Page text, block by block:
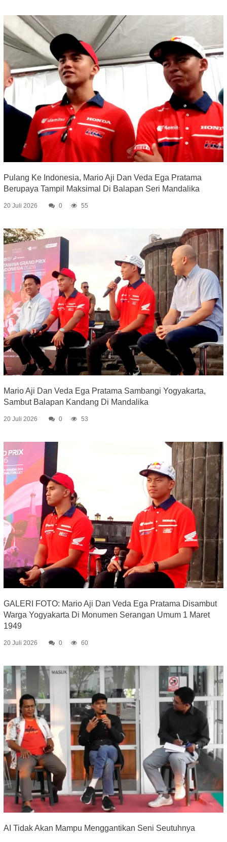
Pulang Ke Indonesia, Mario Aji Dan Veda Ega Pratama
Berupaya Tampil Maksimal Di Balapan Seri Mandalika
20 Juli 2026 0 55
Mario Aji Dan Veda Ega Pratama Sambangi Yogyakarta,
Sambut Balapan Kandang Di Mandalika
20 Juli 2026 0 53
GALERI FOTO: Mario Aji Dan Veda Ega Pratama Disambut
Warga Yogyakarta Di Monumen Serangan Umum 1 Maret
1949
20 Juli 2026 0 60
AI Tidak Akan Mampu Menggantikan Seni Seutuhnya